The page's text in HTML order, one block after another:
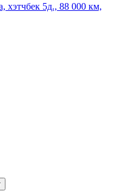
хэтчбек 5д., 88 000 км,